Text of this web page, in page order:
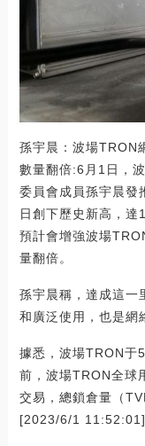
孫宇晨：波場TRON
數量翻倍:6月1日，
委員會成員孫宇晨發
日創下歷史新高，
預計會增強波場
量翻倍。
孫宇晨稱，達成這一
和廣泛使用，也是網
據悉，波場TRON于
前，波場TRON全球
交易，總鎖倉量（
[2023/6/1 11:52:01]